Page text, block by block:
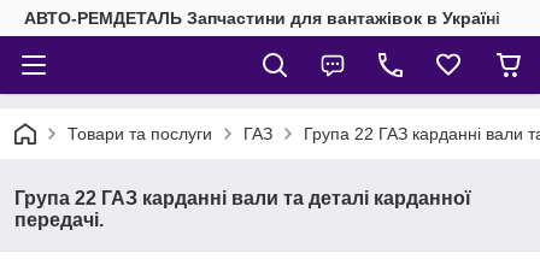
АВТО-РЕМДЕТАЛЬ Запчастини для вантажівок в Україні
Товари та послуги ГАЗ Група 22 ГАЗ карданні вали
Група 22 ГАЗ карданні вали та деталі карданної
передачі.